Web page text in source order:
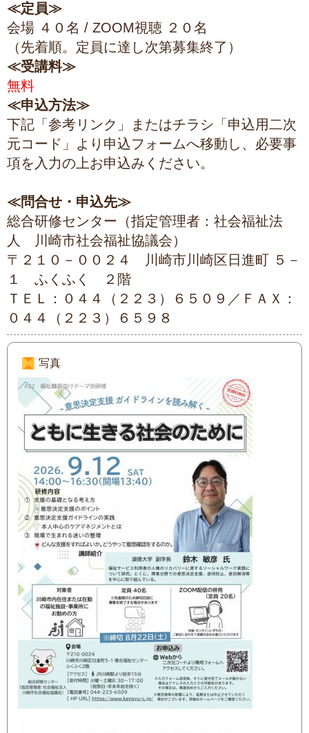
≪定員≫
会場 ４０名 / ZOOM視聴 ２０名
（先着順。定員に達し次第募集終了）
≪受講料≫
無料
≪申込方法≫
下記「参考リンク」またはチラシ「申込用二次
元コード」より申込フォームへ移動し、必要事
項を入力の上お申込みください。
≪問合せ・申込先≫
総合研修センター（指定管理者：社会福祉法
人 川崎市社会福祉協議会）
〒２１０－００２４ 川崎市川崎区日進町 ５－
１ ふくふく ２階
ＴＥＬ：０４４（２２３）６５０９／ＦＡＸ：
０４４（２２３）６５９８
写真